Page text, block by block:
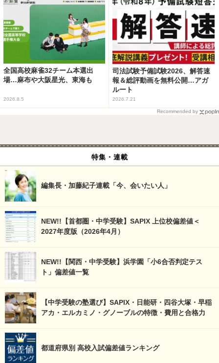
全国高校麻雀32チーム本選出
場…麻布や大阪星光、東海も
2026.8.5
司法試験予備試験2026、解答速
報＆総評動画を無料公開…アガ
ルート
2026.7.21
Recommended by
特集・連載
編集長・加藤紀子連載「今、会いたい人」
NEW!!【首都圏・中学受験】SAPIX 上位校偏差値＜
2027年度版（2026年4月）
NEW!!【関西・中学受験】浜学園「小6合否判定テス
ト」偏差値一覧
【中学受験の塾選び】SAPIX・日能研・四谷大塚・早稲
アカ・エルカミノ・グノーブルの特徴・費用と合格力
都道府県別 高校入試偏差値ランキング